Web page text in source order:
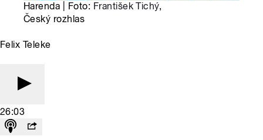
Harenda | Foto: František Tichý,
Český rozhlas
Felix Teleke
26:03